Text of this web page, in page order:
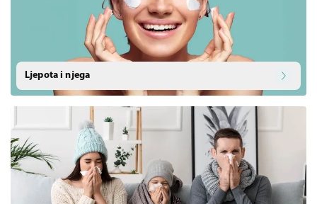
Ljepota i njega